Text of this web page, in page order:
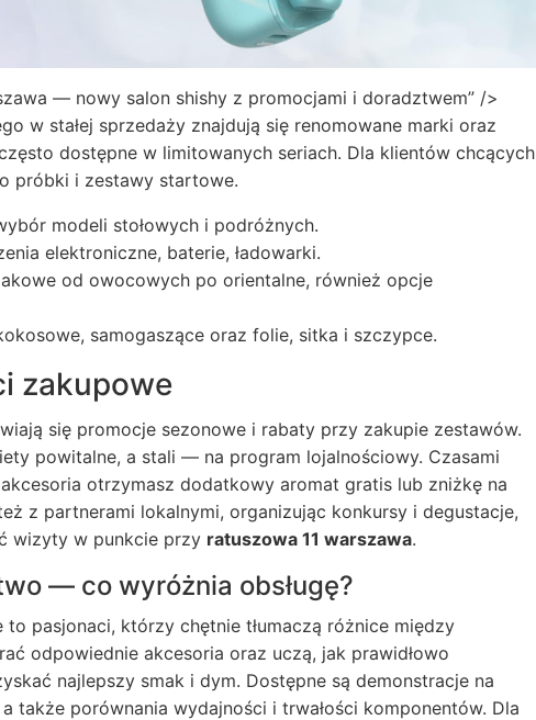
— nowy salon shishy z promocjami i doradztwem” />
w stałej sprzedaży znajdują się renomowane marki oraz
dostępne w limitowanych seriach. Dla klientów chcących
próbki i zestawy startowe.
modeli stołowych i podróżnych.
elektroniczne, baterie, ładowarki.
od owocowych po orientalne, również opcje
samogaszące oraz folie, sitka i szczypce.
zakupowe
się promocje sezonowe i rabaty przy zakupie zestawów.
powitalne, a stali — na program lojalnościowy. Czasami
otrzymasz dodatkowy aromat gratis lub zniżkę na
z partnerami lokalnymi, organizując konkursy i degustacje,
wizyty w punkcie przy ratuszowa 11 warszawa.
— co wyróżnia obsługę?
pasjonaci, którzy chętnie tłumaczą różnice między
odpowiednie akcesoria oraz uczą, jak prawidłowo
najlepszy smak i dym. Dostępne są demonstracje na
także porównania wydajności i trwałości komponentów. Dla